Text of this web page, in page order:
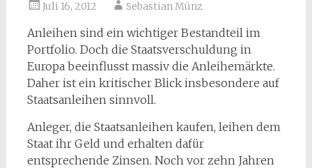
Juli 16, 2012 Sebastian Münz
Anleihen sind ein wichtiger Bestandteil im
Portfolio. Doch die Staatsverschuldung in
Europa beeinflusst massiv die Anleihemärkte.
Daher ist ein kritischer Blick insbesondere auf
Staatsanleihen sinnvoll.
Anleger, die Staatsanleihen kaufen, leihen dem
Staat ihr Geld und erhalten dafür
entsprechende Zinsen. Noch vor zehn Jahren